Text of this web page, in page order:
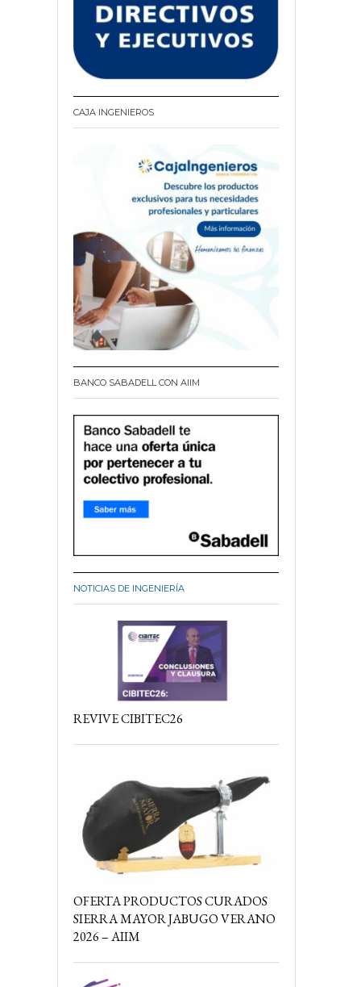
CAJA INGENIEROS
BANCO SABADELL CON AIIM
NOTICIAS DE INGENIERÍA
REVIVE CIBITEC26
OFERTA PRODUCTOS CURADOS
SIERRA MAYOR JABUGO VERANO
2026 – AIIM